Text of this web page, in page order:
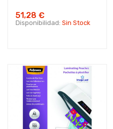
51,28 €
Disponibilidad: Sin Stock